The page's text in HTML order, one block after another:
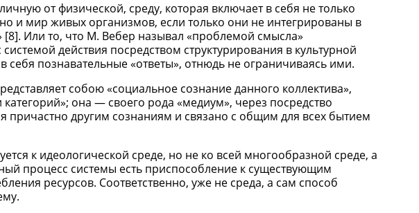
от физической, среду, которая включает в себя не только
и мир живых организмов, если только они не интегрированы в
[8]. Или то, что М. Вебер называл «проблемой смысла»
действия посредством структурирования в культурной
познавательные «ответы», отнюдь не ограничиваясь ими.
собою «социальное сознание данного коллектива»,
она — своего рода «медиум», через посредство
причастно другим сознаниям и связано с общим для всех бытием
к идеологической среде, но не ко всей многообразной среде, а
процесс системы есть приспособление к существующим
ресурсов. Соответственно, уже не среда, а сам способ